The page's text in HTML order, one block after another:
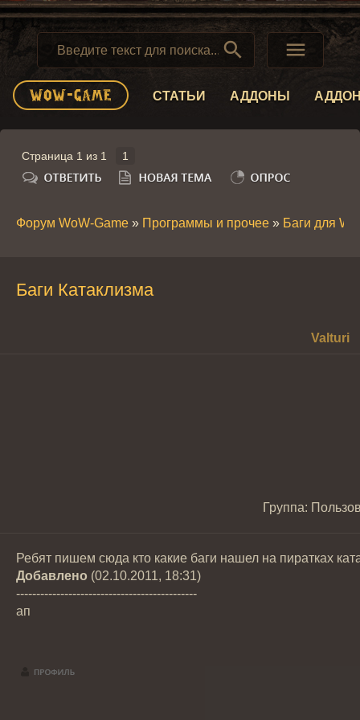
 
СТАТЬИ АДДОНЫ
Страница 1 из 1 1
Форум WoW-Game » Программы и прочее » Баги для
Баги Катаклизма
Valturi
Группа:
Ребят пишем сюда кто какие баги нашел на пиратках
Добавлено (02.10.2011, 18:31)
---------------------------------------------
ап